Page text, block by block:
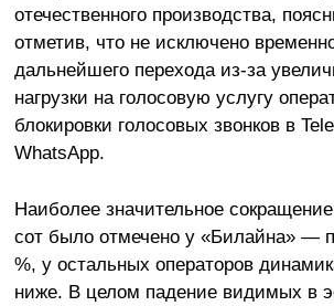
отечественного производства,
отметив, что не исключено
дальнейшего перехода из-за
нагрузки на голосовую услугу
блокировки голосовых звонков в
WhatsApp.
Наиболее значительное
сот было отмечено у «Билайна» —
%, у остальных операторов
ниже. В целом падение видимых в